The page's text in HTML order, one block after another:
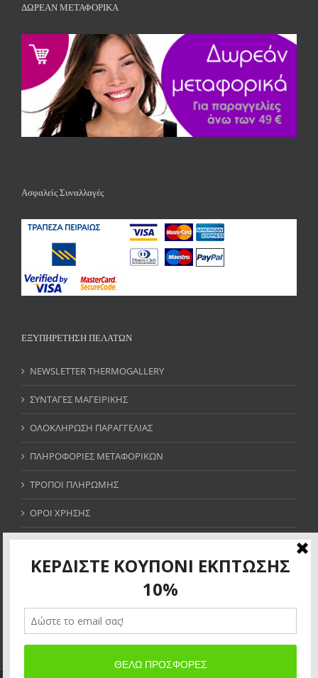
Allow thermogallery.gr to send web push
×
ΔΩΡΕΑΝ ΜΕΤΑΦΟΡΙΚΑ
Ασφαλείς Συναλλαγές
ΕΞΥΠΗΡΕΤΗΣΗ ΠΕΛΑΤΩΝ
NEWSLETTER THERMOGALLERY
ΣΥΝΤΑΓΕΣ ΜΑΓΕΙΡΙΚΗΣ
ΟΛΟΚΛΗΡΩΣΗ ΠΑΡΑΓΓΕΛΙΑΣ
ΠΛΗΡΟΦΟΡΙΕΣ ΜΕΤΑΦΟΡΙΚΩΝ
ΤΡΟΠΟΙ ΠΛΗΡΩΜΗΣ
ΟΡΟΙ ΧΡΗΣΗΣ
SITE MAP
ΚΕΡΔΙΣΤΕ ΚΟΥΠΟΝΙ ΕΚΠΤΩΣΗΣ 10%